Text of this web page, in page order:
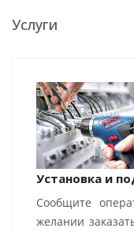
Услуги
Установка и
Сообщите
желании